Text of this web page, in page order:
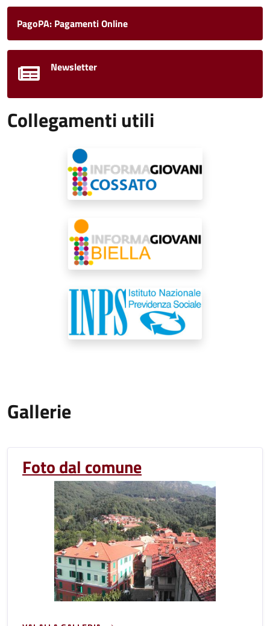
PagoPA: Pagamenti Online
Newsletter
Collegamenti utili
Gallerie
Foto dal comune